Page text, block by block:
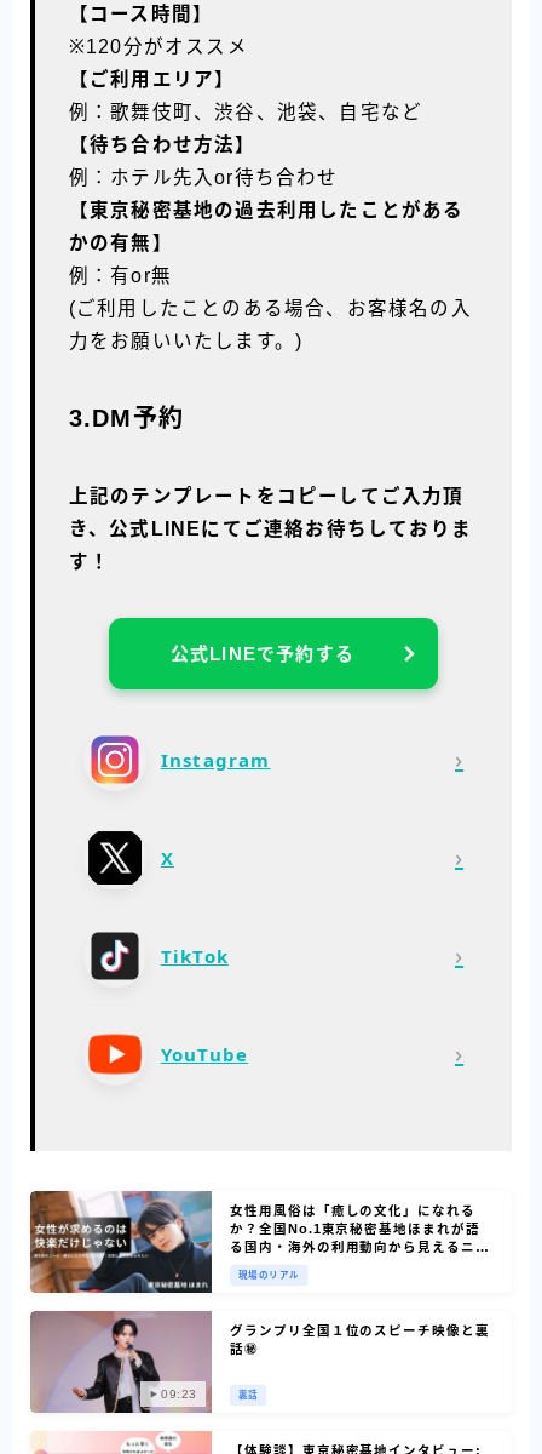
【コース時間】
※120分がオススメ
【ご利用エリア】
例：歌舞伎町、渋谷、池袋、自宅など
【待ち合わせ方法】
例：ホテル先入or待ち合わせ
【東京秘密基地の過去利用したことがある
かの有無】
例：有or無
(ご利用したことのある場合、お客様名の入
力をお願いいたします。)
3.DM予約
上記のテンプレートをコピーしてご入力頂
き、公式LINEにてご連絡お待ちしておりま
す！
公式LINEで予約する
Instagram ›
X ›
TikTok ›
YouTube ›
女性用風俗は「癒しの文化」になれる
か？全国No.1東京秘密基地ほまれが語
る国内・海外の利用動向から見えるニー
現場のリアル
09:23
グランプリ全国１位のスピーチ映像と裏
話㊙
裏話
【体験談】東京秘密基地インタビュー: